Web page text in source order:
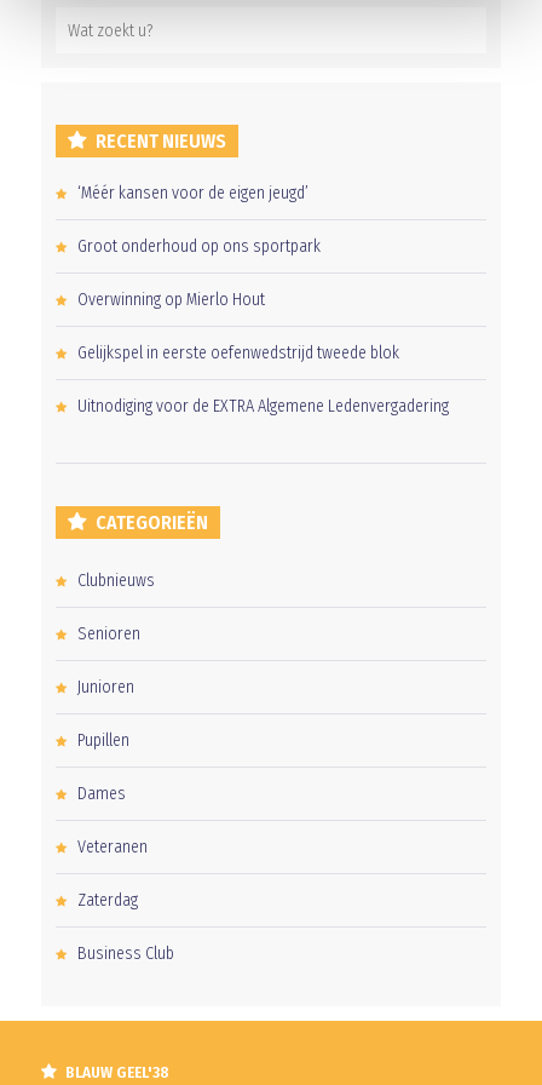
RECENT NIEUWS
‘Méér kansen voor de eigen jeugd’
Groot onderhoud op ons sportpark
Overwinning op Mierlo Hout
Gelijkspel in eerste oefenwedstrijd tweede blok
Uitnodiging voor de EXTRA Algemene Ledenvergadering
CATEGORIEËN
Clubnieuws
Senioren
Junioren
Pupillen
Dames
Veteranen
Zaterdag
Business Club
BLAUW GEEL'38